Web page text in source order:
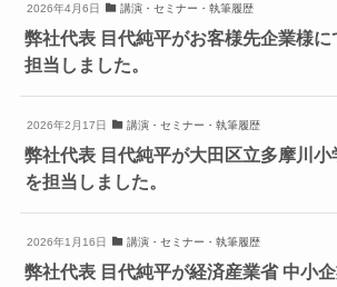
2026年4月6日 講演・セミナー・執筆履歴
弊社代表 目代純平がお客様先企業様
担当しました。
2026年2月17日 講演・セミナー・執筆履歴
弊社代表 目代純平が大田区立多摩川
を担当しました。
2026年1月16日 講演・セミナー・執筆履歴
弊社代表 目代純平が経済産業省 中小